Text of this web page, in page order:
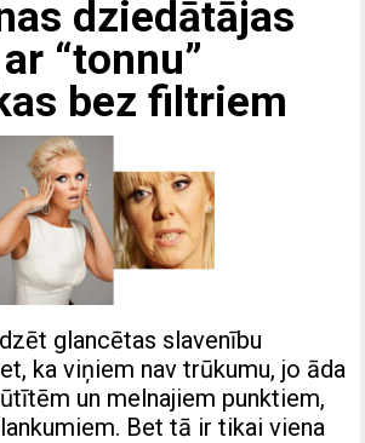
dziedātājas
“tonnu”
bez filtriem
glancētas slavenību
ka viņiem nav trūkumu, jo āda
un melnajiem punktiem,
Bet tā ir tikai viena